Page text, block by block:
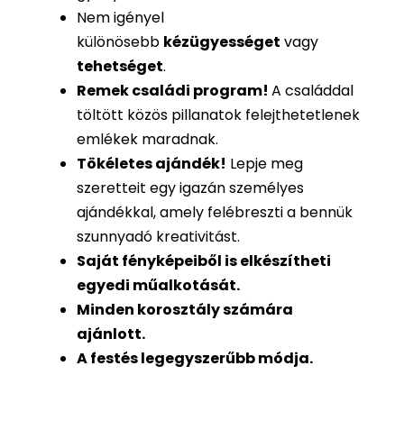
Nem igényel
különösebb kézügyességet vagy
tehetséget.
Remek családi program! A családdal
töltött közös pillanatok felejthetetlenek
emlékek maradnak.
Tökéletes ajándék! Lepje meg
szeretteit egy igazán személyes
ajándékkal, amely felébreszti a bennük
szunnyadó kreativitást.
Saját fényképeiből iselkészítheti
egyedi műalkotását.
Minden korosztály számára
ajánlott.
A festés legegyszerűbb módja.